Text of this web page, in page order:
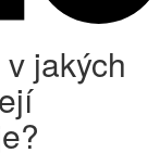
jakých